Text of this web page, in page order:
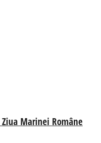
Marinei Române